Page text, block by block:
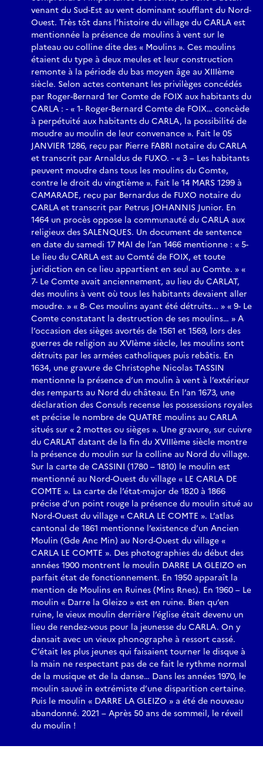
Un jour certain du mois de juin arrivera une jolie petite
hirondelle.
D’un coup de baguette magique elle lui rendra son toit et ses
Avec ardeur et bienveillance, elle y bâtira son nid douillet
avec zèle.
Alors ressuscité, le petit moulin battra au rythme du cœur
de sa belle.
C’est un joli petit moulin sans elle,
Un joli petit moulin sans « L ».
C’est un joli petit moulin sans zèle,
Un joli petit moulin… sans aile !
venant du Sud-Est au vent dominant soufflant du Nord-
Ouest. Très tôt dans l’histoire du village du CARLA est
mentionnée la présence de moulins à vent sur le
plateau ou colline dite des « Moulins ». Ces moulins
étaient du type à deux meules et leur construction
remonte à la période du bas moyen âge au XIIIème
siècle. Selon actes contenant les privilèges concédés
par Roger-Bernard 1er Comte de FOIX aux habitants du
CARLA : - « 1- Roger-Bernard Comte de FOIX… concède
à perpétuité aux habitants du CARLA, la possibilité de
moudre au moulin de leur convenance ». Fait le 05
JANVIER 1286, reçu par Pierre FABRI notaire du CARLA
et transcrit par Arnaldus de FUXO. - « 3 – Les habitants
peuvent moudre dans tous les moulins du Comte,
contre le droit du vingtième ». Fait le 14 MARS 1299 à
CAMARADE, reçu par Bernardus de FUXO notaire du
CARLA et transcrit par Petrus JOHANNIS Junior. En
1464 un procès oppose la communauté du CARLA aux
religieux des SALENQUES. Un document de sentence
en date du samedi 17 MAI de l’an 1466 mentionne : « 5-
Le lieu du CARLA est au Comté de FOIX, et toute
juridiction en ce lieu appartient en seul au Comte. » «
7- Le Comte avait anciennement, au lieu du CARLAT,
des moulins à vent où tous les habitants devaient aller
moudre. » « 8- Ces moulins ayant été détruits... » « 9- Le
Comte constatant la destruction de ses moulins… » A
l’occasion des sièges avortés de 1561 et 1569, lors des
guerres de religion au XVIème siècle, les moulins sont
détruits par les armées catholiques puis rebâtis. En
1634, une gravure de Christophe Nicolas TASSIN
mentionne la présence d’un moulin à vent à l’extérieur
des remparts au Nord du château. En l’an 1673, une
déclaration des Consuls recense les possessions royales
et précise le nombre de QUATRE moulins au CARLA
situés sur « 2 mottes ou sièges ». Une gravure, sur cuivre
du CARLAT datant de la fin du XVIIIème siècle montre
la présence du moulin sur la colline au Nord du village.
Sur la carte de CASSINI (1780 – 1810) le moulin est
mentionné au Nord-Ouest du village « LE CARLA DE
COMTE ». La carte de l’état-major de 1820 à 1866
précise d’un point rouge la présence du moulin situé au
Nord-Ouest du village « CARLA LE COMTE ». L’atlas
cantonal de 1861 mentionne l’existence d’un Ancien
Moulin (Gde Anc Min) au Nord-Ouest du village «
CARLA LE COMTE ». Des photographies du début des
années 1900 montrent le moulin DARRE LA GLEIZO en
parfait état de fonctionnement. En 1950 apparaît la
mention de Moulins en Ruines (Mins Rnes). En 1960 – Le
moulin « Darre la Gleizo » est en ruine. Bien qu’en
ruine, le vieux moulin derrière l’église était devenu un
lieu de rendez-vous pour la jeunesse du CARLA. On y
dansait avec un vieux phonographe à ressort cassé.
C’était les plus jeunes qui faisaient tourner le disque à
la main ne respectant pas de ce fait le rythme normal
de la musique et de la danse… Dans les années 1970, le
moulin sauvé in extrémiste d’une disparition certaine.
Puis le moulin « DARRE LA GLEIZO » a été de nouveau
abandonné. 2021 – Après 50 ans de sommeil, le réveil
du moulin !